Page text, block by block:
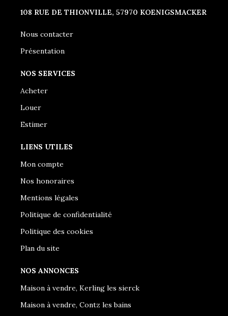
108 RUE DE THIONVILLE, 57970 KOENIGSMACKER
Nous contacter
Présentation
NOS SERVICES
Acheter
Louer
Estimer
LIENS UTILES
Mon compte
Nos honoraires
Mentions légales
Politique de confidentialité
Politique des cookies
Plan du site
NOS ANNONCES
Maison à vendre, Kerling les sierck
Maison à vendre, Contz les bains